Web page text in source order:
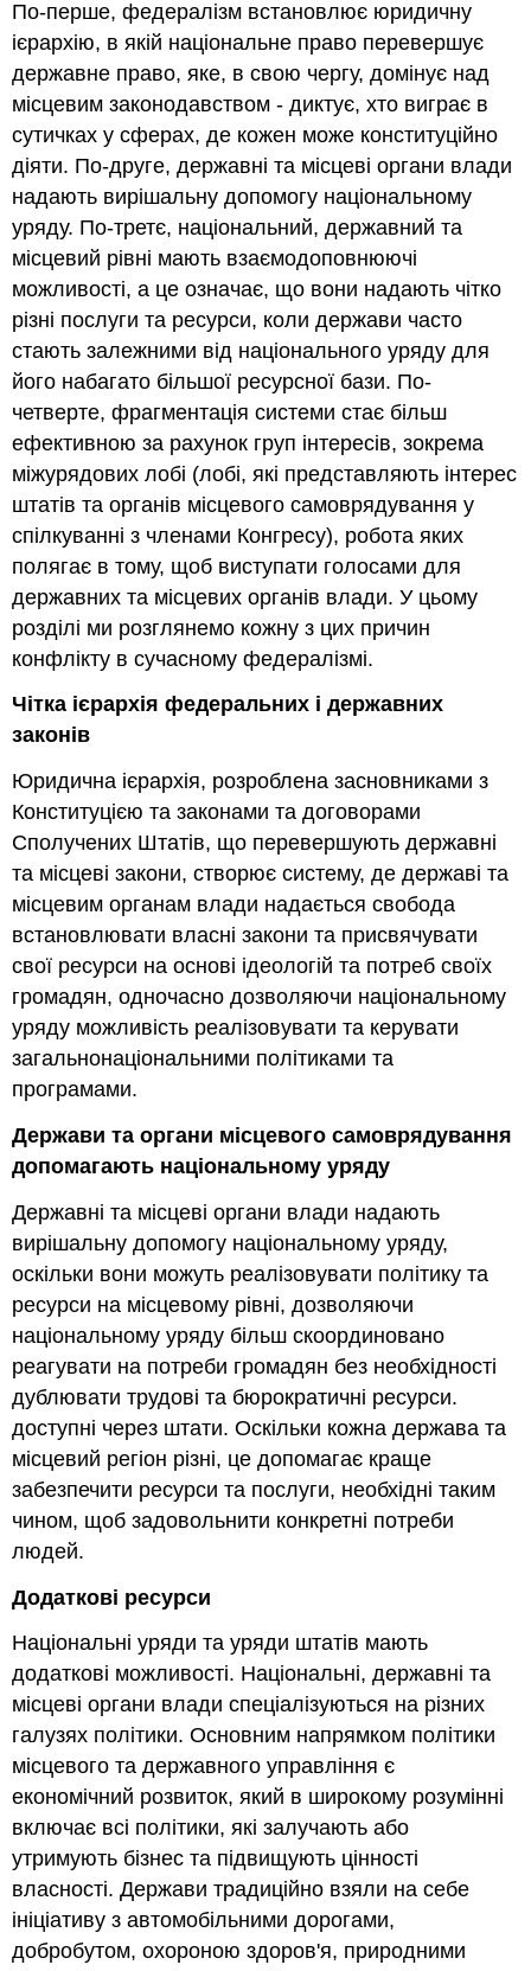
По-перше, федералізм встановлює юридичну
ієрархію, в якій національне право перевершує
державне право, яке, в свою чергу, домінує над
місцевим законодавством - диктує, хто виграє в
сутичках у сферах, де кожен може конституційно
діяти. По-друге, державні та місцеві органи влади
надають вирішальну допомогу національному
уряду. По-третє, національний, державний та
місцевий рівні мають взаємодоповнюючі
можливості, а це означає, що вони надають чітко
різні послуги та ресурси, коли держави часто
стають залежними від національного уряду для
його набагато більшої ресурсної бази. По-
четверте, фрагментація системи стає більш
ефективною за рахунок груп інтересів, зокрема
міжурядових лобі (лобі, які представляють інтерес
штатів та органів місцевого самоврядування у
спілкуванні з членами Конгресу), робота яких
полягає в тому, щоб виступати голосами для
державних та місцевих органів влади. У цьому
розділі ми розглянемо кожну з цих причин
конфлікту в сучасному федералізмі.
Чітка ієрархія федеральних і державних
законів
Юридична ієрархія, розроблена засновниками з
Конституцією та законами та договорами
Сполучених Штатів, що перевершують державні
та місцеві закони, створює систему, де державі та
місцевим органам влади надається свобода
встановлювати власні закони та присвячувати
свої ресурси на основі ідеологій та потреб своїх
громадян, одночасно дозволяючи національному
уряду можливість реалізовувати та керувати
загальнонаціональними політиками та
програмами.
Держави та органи місцевого самоврядування
допомагають національному уряду
Державні та місцеві органи влади надають
вирішальну допомогу національному уряду,
оскільки вони можуть реалізовувати політику та
ресурси на місцевому рівні, дозволяючи
національному уряду більш скоординовано
реагувати на потреби громадян без необхідності
дублювати трудові та бюрократичні ресурси.
доступні через штати. Оскільки кожна держава та
місцевий регіон різні, це допомагає краще
забезпечити ресурси та послуги, необхідні таким
чином, щоб задовольнити конкретні потреби
людей.
Додаткові ресурси
Національні уряди та уряди штатів мають
додаткові можливості. Національні, державні та
місцеві органи влади спеціалізуються на різних
галузях політики. Основним напрямком політики
місцевого та державного управління є
економічний розвиток, який в широкому розумінні
включає всі політики, які залучають або
утримують бізнес та підвищують цінності
власності. Держави традиційно взяли на себе
ініціативу з автомобільними дорогами,
добробутом, охороною здоров'я, природними